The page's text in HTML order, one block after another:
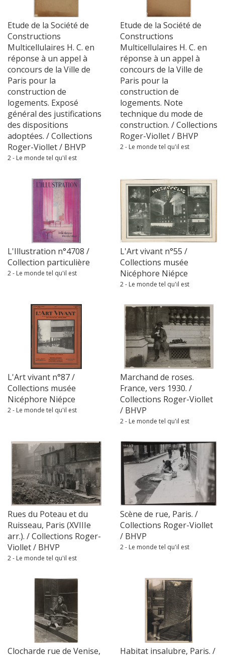
Etude de la Société de
Constructions
Multicellulaires H. C. en
réponse à un appel à
concours de la Ville de
Paris pour la
construction de
logements. Exposé
général des justifications
des dispositions
adoptées. / Collections
Roger-Viollet / BHVP
2 - Le monde tel qu'il est
Etude de la Société de
Constructions
Multicellulaires H. C. en
réponse à un appel à
concours de la Ville de
Paris pour la
construction de
logements. Note
technique du mode de
construction. / Collections
Roger-Viollet / BHVP
2 - Le monde tel qu'il est
L'Illustration n°4708 /
Collection particulière
2 - Le monde tel qu'il est
L'Art vivant n°55 /
Collections musée
Nicéphore Niépce
2 - Le monde tel qu'il est
L'Art vivant n°87 /
Collections musée
Nicéphore Niépce
2 - Le monde tel qu'il est
Marchand de roses.
France, vers 1930. /
Collections Roger-Viollet
/ BHVP
2 - Le monde tel qu'il est
Rues du Poteau et du
Ruisseau, Paris (XVIIIe
arr.). / Collections Roger-
Viollet / BHVP
2 - Le monde tel qu'il est
Scène de rue, Paris. /
Collections Roger-Viollet
/ BHVP
2 - Le monde tel qu'il est
Clocharde rue de Venise,
Habitat insalubre, Paris. /